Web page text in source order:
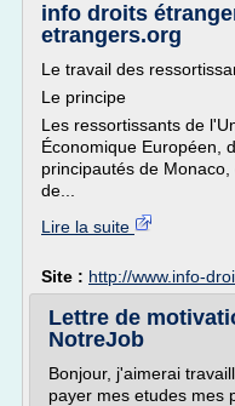
info droits
etrangers.org
Le travail des
Le principe
Les ressortissants de
Économique Européen,
principautés de
de...
Lire la suite
Site : http://www.info-
Lettre de
NotreJob
Bonjour, j'aimerai
payer mes etudes mes